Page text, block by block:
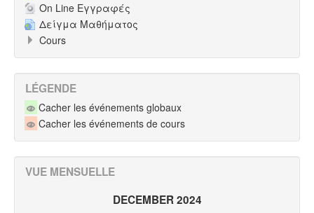
On Line Εγγραφές
Δείγμα Μαθήματος
Cours
LÉGENDE
Cacher les événements globaux
Cacher les événements de cours
VUE MENSUELLE
DECEMBER 2024